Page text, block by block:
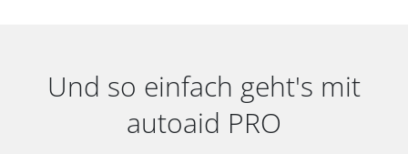
Und so einfach geht's mit
autoaid PRO